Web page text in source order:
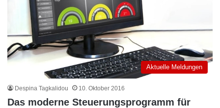
Aktuelle Meldungen
Despina Tagkalidou 10. Oktober 2016
Das moderne Steuerungsprogramm für